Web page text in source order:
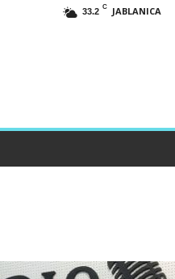
33.2 C JABLANICA